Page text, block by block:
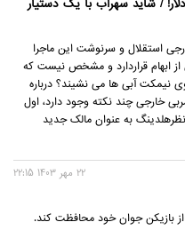
برای کل کادر فنی: 750 هزار دلار! / شاید سهراب با یک دستیار
استقلال و سرنوشت این ماجرا
ابهام قراردارد و مشخص نیست که
نیمکت آبی ها می نشیند؟ درباره
خارجی چند نکته وجود دارد، اول
به عنوان مالک جدید
گذشته و بخشی از این دستمزد
است، بودجه فعلی باشگاه برای
22 مهر 1403 22:15
از بازیکن جوان خود محافظت کند.